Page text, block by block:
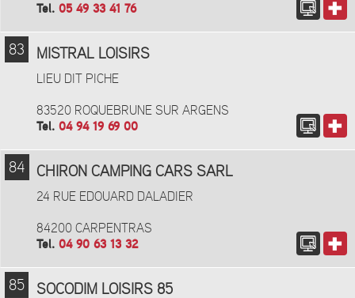
Tel. 05 49 33 41 76
83 MISTRAL LOISIRS
LIEU DIT PICHE
83520 ROQUEBRUNE SUR ARGENS
Tel. 04 94 19 69 00
84 CHIRON CAMPING CARS SARL
24 RUE EDOUARD DALADIER
84200 CARPENTRAS
Tel. 04 90 63 13 32
85 SOCODIM LOISIRS 85